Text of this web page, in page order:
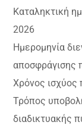
Καταληκτική
2026
Ημερομηνία
αποσφράγισης
Χρόνος
Τρόπος
διαδικτυακής